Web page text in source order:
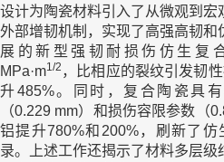
设计为陶瓷材料引入了从微观到宏
外部增韧机制，实现了高强高韧
展的新型强韧耐损伤仿生复
MPa·m1/2 ，比相应的裂纹引发韧
升485%。同时，复合陶瓷具
（0.229 mm）和损伤容限参数（
铝提升780%和200%，刷新了
录。上述工作还揭示了材料多层